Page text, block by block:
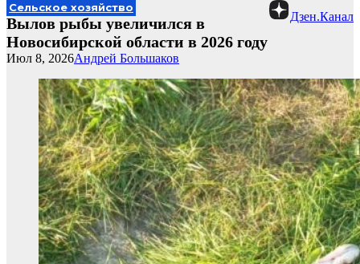
Сельское хозяйство
Дзен.Канал
Вылов рыбы увеличился в
Новосибирской области в 2026 году
Андрей Большаков
Июл 8, 2026